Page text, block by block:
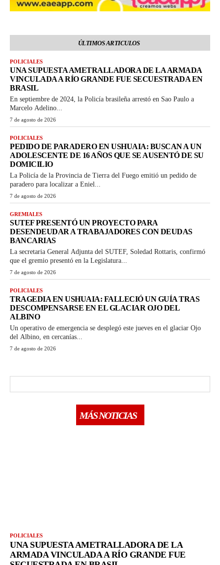
ÚLTIMOS ARTICULOS
POLICIALES
UNA SUPUESTA AMETRALLADORA DE LA ARMADA
VINCULADA A RÍO GRANDE FUE SECUESTRADA EN
BRASIL
En septiembre de 2024, la Policía brasileña arrestó en Sao Paulo a
Marcelo Adelino...
7 de agosto de 2026
POLICIALES
PEDIDO DE PARADERO EN USHUAIA: BUSCAN A UN
ADOLESCENTE DE 16 AÑOS QUE SE AUSENTÓ DE SU
DOMICILIO
La Policía de la Provincia de Tierra del Fuego emitió un pedido de
paradero para localizar a Eniel...
7 de agosto de 2026
GREMIALES
SUTEF PRESENTÓ UN PROYECTO PARA
DESENDEUDAR A TRABAJADORES CON DEUDAS
BANCARIAS
La secretaria General Adjunta del SUTEF, Soledad Rottaris, confirmó
que el gremio presentó en la Legislatura...
7 de agosto de 2026
POLICIALES
TRAGEDIA EN USHUAIA: FALLECIÓ UN GUÍA TRAS
DESCOMPENSARSE EN EL GLACIAR OJO DEL
ALBINO
Un operativo de emergencia se desplegó este jueves en el glaciar Ojo
del Albino, en cercanías...
7 de agosto de 2026
MÁS NOTICIAS
POLICIALES
UNA SUPUESTA AMETRALLADORA DE LA
ARMADA VINCULADA A RÍO GRANDE FUE